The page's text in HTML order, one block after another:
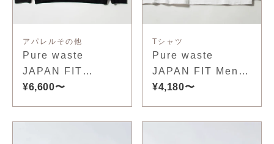
アパレルその他
Pure waste
JAPAN FIT
Unisex
¥6,600〜
Tシャツ
Pure waste
JAPAN FIT Men's
Long Sleeve T-
¥4,180〜